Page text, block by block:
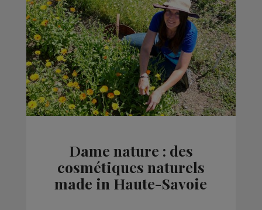
Dame nature : des
cosmétiques naturels
made in Haute-Savoie